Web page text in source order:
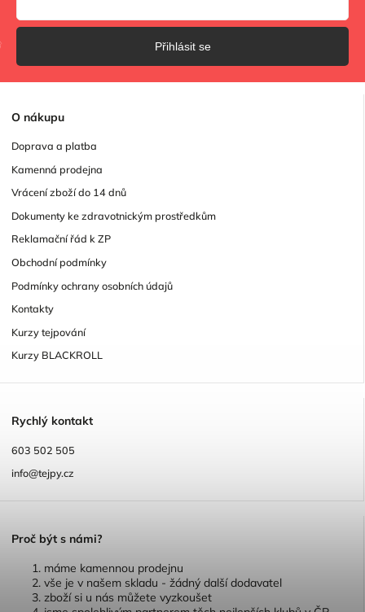
O nákupu
Doprava a platba
Kamenná prodejna
Vrácení zboží do 14 dnů
Dokumenty ke zdravotnickým prostředkům
Reklamační řád k ZP
Obchodní podmínky
Podmínky ochrany osobních údajů
Kontakty
Kurzy tejpování
Kurzy BLACKROLL
Rychlý kontakt
603 502 505
info@tejpy.cz
Proč být s námi?
máme kamennou prodejnu
vše je v našem skladu - žádný další dodavatel
zboží si u nás můžete vyzkoušet
Přihlásit se